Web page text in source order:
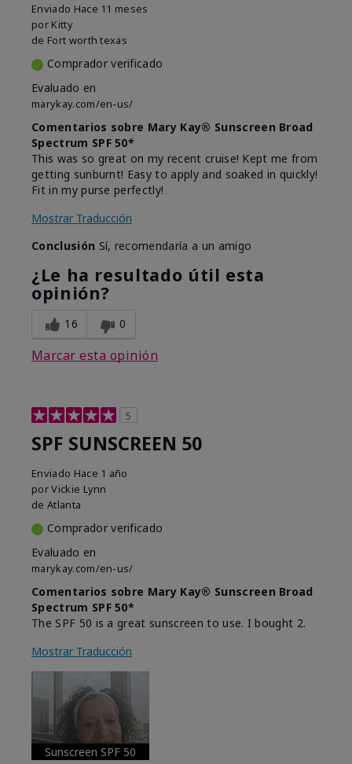
Enviado Hace 11 meses
por Kitty
de Fort worth texas
Comprador verificado
Evaluado en
marykay.com/en-us/
Comentarios sobre Mary Kay® Sunscreen Broad
Spectrum SPF 50*
This was so great on my recent cruise! Kept me from
getting sunburnt! Easy to apply and soaked in quickly!
Fit in my purse perfectly!
Mostrar Traducción
Conclusión Sí, recomendaría a un amigo
¿Le ha resultado útil esta
opinión?
16 0
Marcar esta opinión
5
SPF SUNSCREEN 50
Enviado Hace 1 año
porVickie Lynn
de Atlanta
Comprador verificado
Evaluado en
marykay.com/en-us/
Comentarios sobre Mary Kay® Sunscreen Broad
Spectrum SPF 50*
The SPF 50 is a great sunscreen to use. I bought 2.
Mostrar Traducción
Sunscreen SPF 50